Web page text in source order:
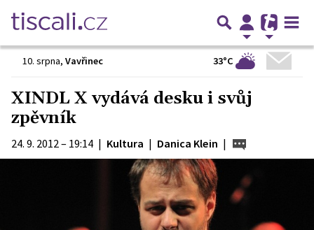
10. srpna, Vavřinec 33°C
XINDL X vydává desku i svůj
zpěvník
24. 9. 2012 – 19:14 | Kultura | Danica Klein |